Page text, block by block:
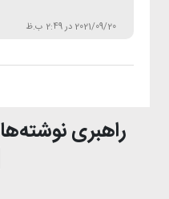
2021/09/20 در 2:49 ب.ظ
راهبری نوشته‌ها